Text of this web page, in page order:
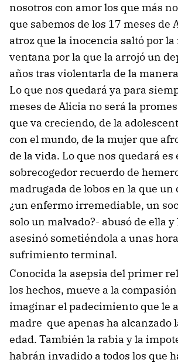
nosotros con amor los que más
que sabemos de los 17 meses de
atroz que la inocencia saltó por
ventana por la que la arrojó un
años tras violentarla de la
Lo que nos quedará ya para
meses de Alicia no será la
que va creciendo, de la
con el mundo, de la mujer que
de la vida. Lo que nos quedará es
sobrecogedor recuerdo de
madrugada de lobos en la que un
¿un enfermo irremediable, un
solo un malvado?- abusó de ella y
asesinó sometiéndola a unas
sufrimiento terminal.
Conocida la asepsia del primer
los hechos, mueve a la
imaginar el padecimiento que le
madre que apenas ha alcanzado
edad. También la rabia y la
habrán invadido a todos los que